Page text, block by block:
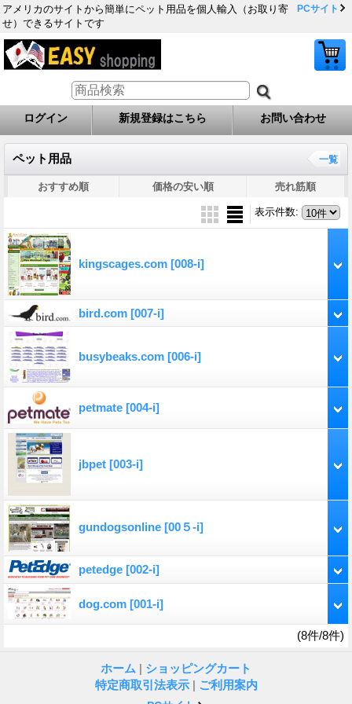
アメリカのサイトから簡単にペット用品を個人輸入（お取り寄
せ）できるサイトです
PCサイト
ログイン 新規登録はこちら お問い合わせ
ペット用品 一覧
おすすめ順 価格の安い順 売れ筋順
表示件数:
kingscages.com [008-i]
bird.com [007-i]
busybeaks.com [006-i]
petmate [004-i]
jbpet [003-i]
gundogsonline [00５-i]
petedge [002-i]
dog.com [001-i]
(8件/8件)
ホーム | ショッピングカート
特定商取引法表示 | ご利用案内